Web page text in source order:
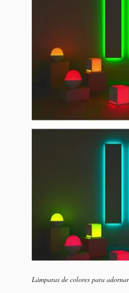
Lámparas de colores para